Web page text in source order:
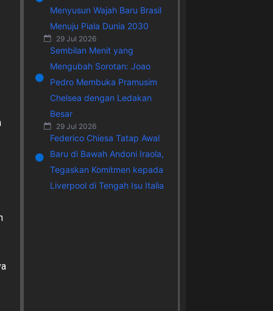
Menyusun Wajah Baru Brasil
Menuju Piala Dunia 2030
29 Jul 2026
Sembilan Menit yang
Mengubah Sorotan: Joao
Pedro Membuka Pramusim
Chelsea dengan Ledakan
Besar
29 Jul 2026
Federico Chiesa Tatap Awal
Baru di Bawah Andoni Iraola,
Tegaskan Komitmen kepada
Liverpool di Tengah Isu Italia